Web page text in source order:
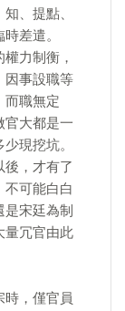
、提點、
差遣。
力制衡，
因事設職等
而職無定
官大都是一
現挖坑。
後，才有了
可能白白
宋廷為制
量冗官由此
時，僅官員